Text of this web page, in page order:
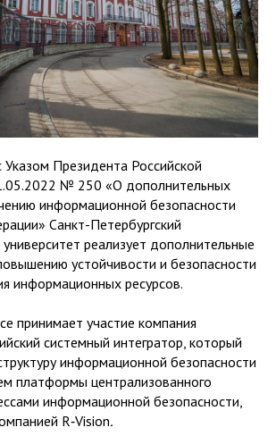
Указом Президента Российской
№ 250 «О дополнительных
информационной безопасности
Санкт-Петербургский
реализует дополнительные
устойчивости и безопасности
информационных ресурсов.
принимает участие компания
системный интегратор, который
информационной безопасности
платформы централизованного
информационной безопасности,
R‑Vision.